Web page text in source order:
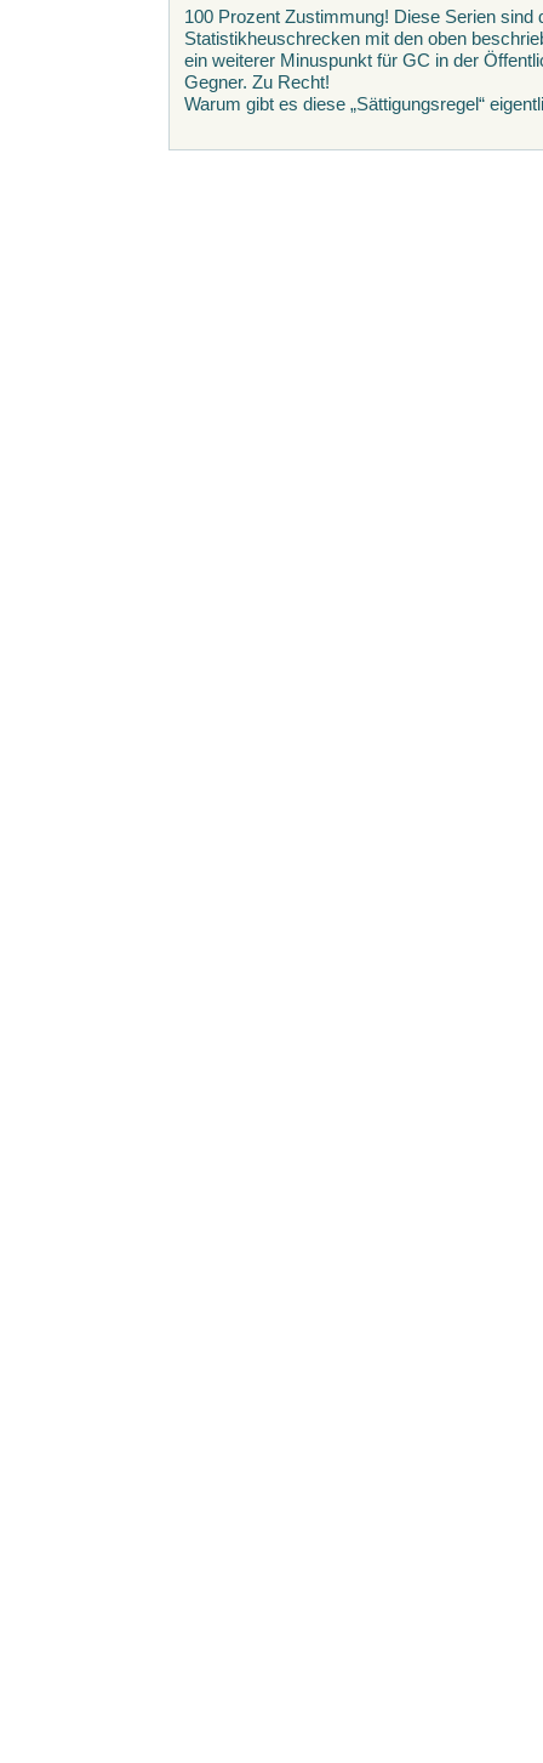
100 Prozent Zustimmung! Diese Serien sind
Statistikheuschrecken mit den oben
ein weiterer Minuspunkt für GC in der
Gegner. Zu Recht!
Warum gibt es diese „Sättigungsregel“